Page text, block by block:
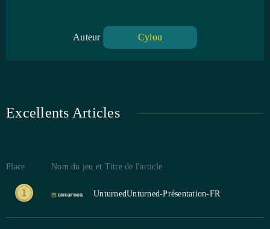
Auteur Cylou
Excellents Articles
Place Nom du jeu et Titre de l'article
UnturnedUnturned-Présentation-FR